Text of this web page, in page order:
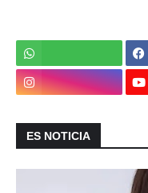
ES NOTICIA